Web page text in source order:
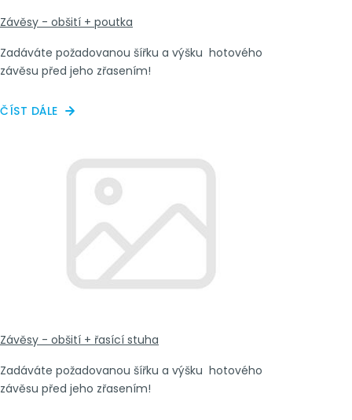
Závěsy - obšití + poutka
Zadáváte požadovanou šířku a výšku hotového
závěsu před jeho zřasením!
ČÍST DÁLE
Závěsy - obšití + řasící stuha
Zadáváte požadovanou šířku a výšku hotového
závěsu před jeho zřasením!